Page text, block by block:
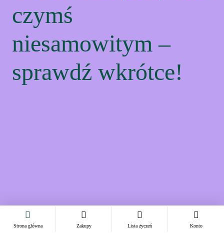
czymś
niesamowitym –
sprawdź wkrótce!
Strona główna Zakupy Lista życzeń Konto